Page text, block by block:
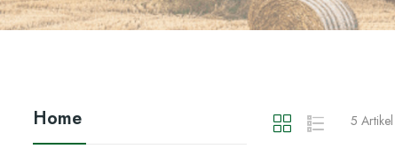
Home 5